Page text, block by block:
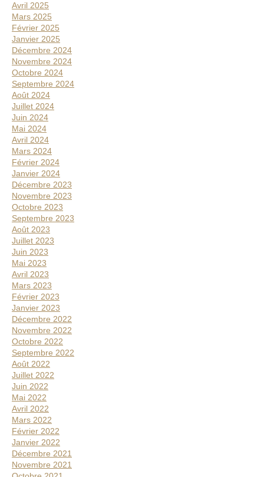
Avril 2025
Mars 2025
Février 2025
Janvier 2025
Décembre 2024
Novembre 2024
Octobre 2024
Septembre 2024
Août 2024
Juillet 2024
Juin 2024
Mai 2024
Avril 2024
Mars 2024
Février 2024
Janvier 2024
Décembre 2023
Novembre 2023
Octobre 2023
Septembre 2023
Août 2023
Juillet 2023
Juin 2023
Mai 2023
Avril 2023
Mars 2023
Février 2023
Janvier 2023
Décembre 2022
Novembre 2022
Octobre 2022
Septembre 2022
Août 2022
Juillet 2022
Juin 2022
Mai 2022
Avril 2022
Mars 2022
Février 2022
Janvier 2022
Décembre 2021
Novembre 2021